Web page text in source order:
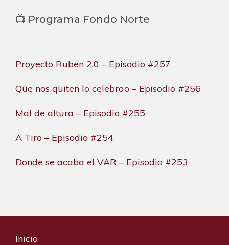
📺 Programa Fondo Norte
Proyecto Ruben 2.0 – Episodio #257
Que nos quiten lo celebrao – Episodio #256
Mal de altura – Episodio #255
A Tiro – Episodio #254
Donde se acaba el VAR – Episodio #253
Inicio